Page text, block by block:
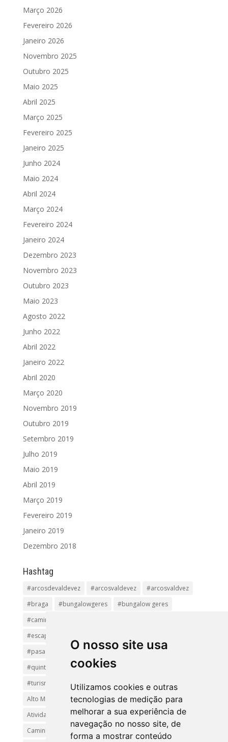
O nosso site usa
cookies
Utilizamos cookies e outras
tecnologias de medição para
melhorar a sua experiência de
navegação no nosso site, de
forma a mostrar conteúdo
Março 2026
Fevereiro 2026
Janeiro 2026
Novembro 2025
Outubro 2025
Maio 2025
Abril 2025
Março 2025
Fevereiro 2025
Janeiro 2025
Junho 2024
Maio 2024
Abril 2024
Março 2024
Fevereiro 2024
Janeiro 2024
Dezembro 2023
Novembro 2023
Outubro 2023
Maio 2023
Agosto 2022
Junho 2022
Abril 2022
Janeiro 2022
Abril 2020
Março 2020
Novembro 2019
Outubro 2019
Setembro 2019
Julho 2019
Maio 2019
Abril 2019
Março 2019
Fevereiro 2019
Janeiro 2019
Dezembro 2018
Hashtag
#arcosdevaldevez #arcosvaldevez
#arcosvaldvez
#braga
#bungalowgeres
#bungalow geres
#caminhadas
#escapadinha
#pasadiços
#passadiçosdovez
#penedageres
#quintalamosa
#religião
#turismoreligioso
#turismorural
#vianadocastelo
Alto Minho
Arcos de Valdevez.
Arcos Valdevez
Atividades e Passeios
aventura
Caminhadas e Passeio
Caminho de Santiago
Caminho Minhoto Ribeiro